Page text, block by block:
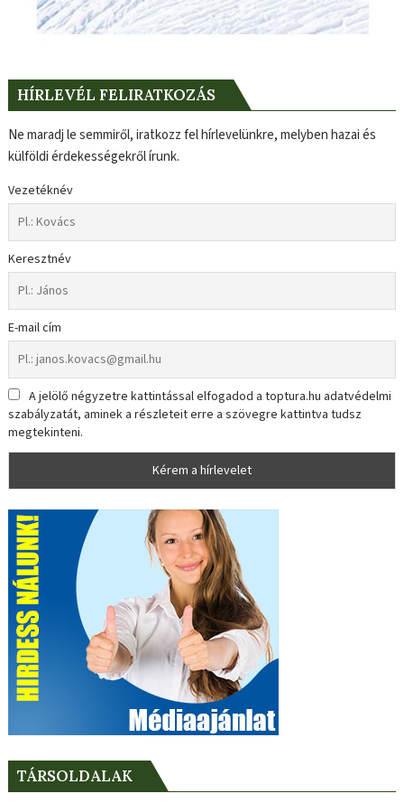
HÍRLEVÉL FELIRATKOZÁS
Ne maradj le semmiről, iratkozz fel hírlevelünkre, melyben hazai és
külföldi érdekességekről írunk.
Vezetéknév
Keresztnév
E-mail cím
A jelölő négyzetre kattintással elfogadod a toptura.hu adatvédelmi
szabályzatát, aminek a részleteit erre a szövegre kattintva tudsz
megtekinteni.
TÁRSOLDALAK